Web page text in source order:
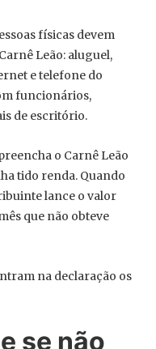
físicas devem
Leão: aluguel,
e telefone do
funcionários,
de escritório.
o Carnê Leão
tido renda. Quando
lance o valor
que não obteve
na declaração os
se não